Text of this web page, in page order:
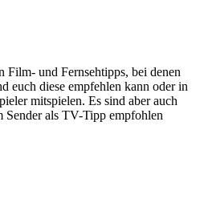
und Fernsehtipps, bei denen
euch diese empfehlen kann oder in
mitspielen. Es sind aber auch
Sender als TV-Tipp empfohlen